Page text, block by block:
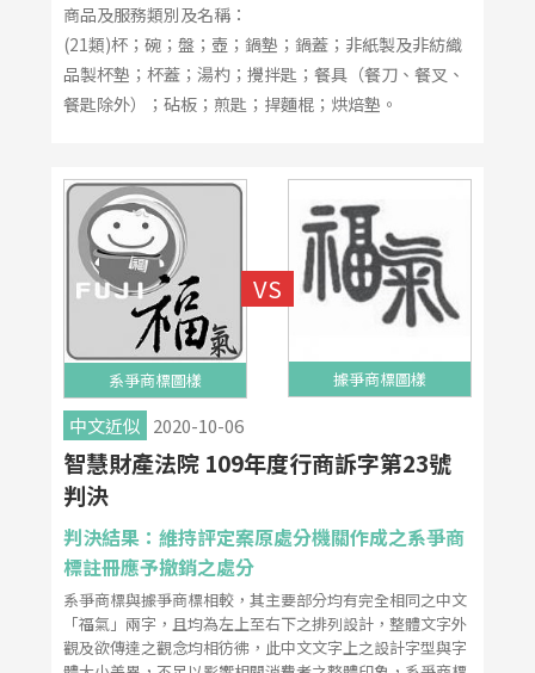
商品及服務類別及名稱：
(21類)杯；碗；盤；壺；鍋墊；鍋蓋；非紙製及非紡織
品製杯墊；杯蓋；湯杓；攪拌匙；餐具（餐刀、餐叉、
餐匙除外）；砧板；煎匙；捍麵棍；烘焙墊。
系爭商標圖樣 據爭商標圖樣
中文近似 2020-10-06
智慧財產法院 109年度行商訴字第23號
判決
判決結果：維持評定案原處分機關作成之系爭商
標註冊應予撤銷之處分
系爭商標與據爭商標相較，其主要部分均有完全相同之中文
「福氣」兩字，且均為左上至右下之排列設計，整體文字外
觀及欲傳達之觀念均相彷彿，此中文文字上之設計字型與字